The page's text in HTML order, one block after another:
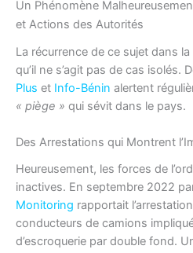
Un Phénomène
et Actions des Autorités
La récurrence de ce sujet dans
qu’il ne s’agit pas de cas isolés.
Plus et Info-Bénin alertent
« piège » qui sévit dans le pays.
Des Arrestations qui Montrent
Heureusement, les forces de
inactives. En septembre 2022
Monitoring rapportait
conducteurs de camions
d’escroquerie par double fond.